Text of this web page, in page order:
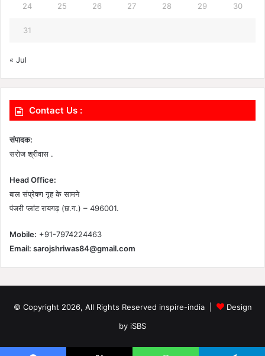
24 25 26 27 28 29 30
31
« Jul
Contact Us :
संपादक:
सरोज श्रीवास .
Head Office:
बाल संप्रेषण गृह के सामने
पंजरी प्लांट रायगढ़ (छ.ग.) – 496001.
Mobile: +91-7974224463
Email: sarojshriwas84@gmail.com
© Copyright 2026, All Rights Reserved inspire-india |
Design
by iSBS